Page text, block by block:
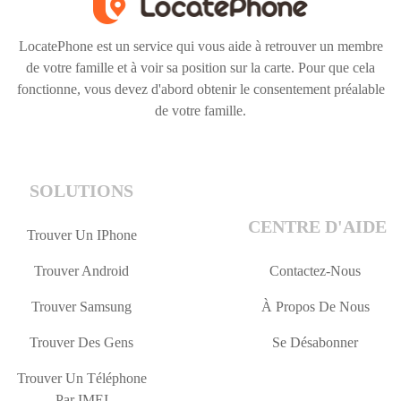
LocatePhone est un service qui vous aide à retrouver un membre
de votre famille et à voir sa position sur la carte. Pour que cela
fonctionne, vous devez d'abord obtenir le consentement préalable
de votre famille.
SOLUTIONS
Trouver Un IPhone
Trouver Android
Trouver Samsung
Trouver Des Gens
Trouver Un Téléphone
CENTRE D'AIDE
Contactez-Nous
À Propos De Nous
Se Désabonner